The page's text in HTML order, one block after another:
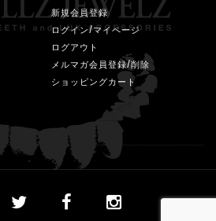
新規会員登録
ログイン/マイページ
ログアウト
メルマガ会員登録/削除
ショッピングカート